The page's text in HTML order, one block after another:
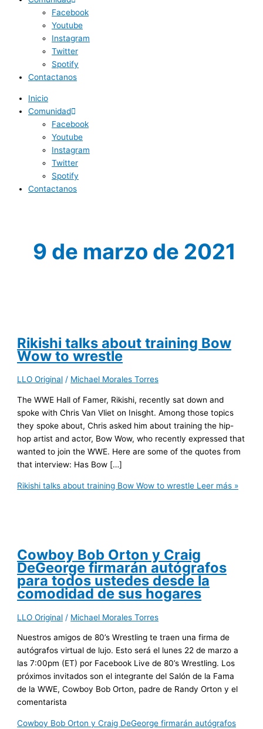
Facebook
Youtube
Instagram
Twitter
Spotify
Contactanos
Inicio
Comunidad
Facebook
Youtube
Instagram
Twitter
Spotify
Contactanos
9 de marzo de 2021
Rikishi talks about training Bow
Wow to wrestle
LLO Original / Michael Morales Torres
The WWE Hall of Famer, Rikishi, recently sat down and
spoke with Chris Van Vliet on Inisght. Among those topics
they spoke about, Chris asked him about training the hip-
hop artist and actor, Bow Wow, who recently expressed that
wanted to join the WWE. Here are some of the quotes from
that interview: Has Bow […]
Rikishi talks about training Bow Wow to wrestle Leer más »
Cowboy Bob Orton y Craig
DeGeorge firmarán autógrafos
para todos ustedes desde la
comodidad de sus hogares
LLO Original / Michael Morales Torres
Nuestros amigos de 80’s Wrestling te traen una firma de
autógrafos virtual de lujo. Esto será el lunes 22 de marzo a
las 7:00pm (ET) por Facebook Live de 80’s Wrestling. Los
próximos invitados son el integrante del Salón de la Fama
de la WWE, Cowboy Bob Orton, padre de Randy Orton y el
comentarista
Cowboy Bob Orton y Craig DeGeorge firmarán autógrafos